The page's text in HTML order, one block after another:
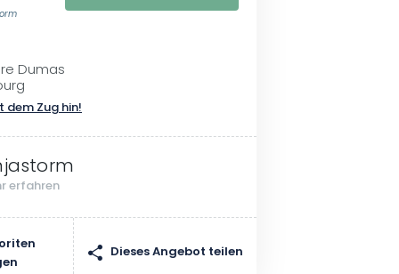
Dumas
dem Zug hin!
erfahren
Dieses Angebot teilen